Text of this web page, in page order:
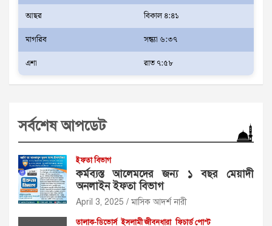
আছর
বিকাল ৪:৪১
মাগরিব
সন্ধ্যা ৬:৩৭
এশা
রাত ৭:৫৮
সর্বশেষ আপডেট
ইফতা বিভাগ
কর্মব্যস্ত আলেমদের জন্য ১ বছর মেয়াদী
অনলাইন ইফতা বিভাগ
April 3, 2025 মাসিক আদর্শ নারী
তালাক-ডিভোর্স ইসলামী জীবনধারা ফিচার্ড পোস্ট